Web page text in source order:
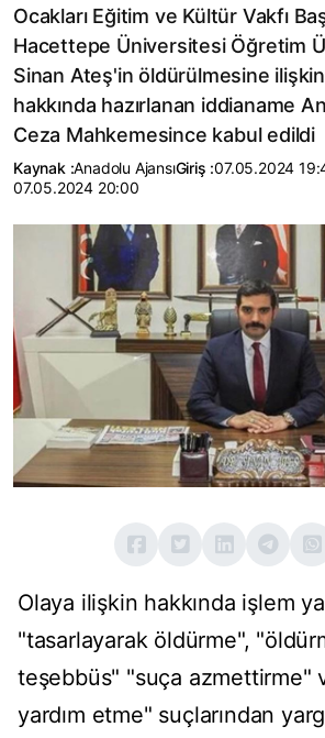
Ocakları Eğitim ve Kültür Vakfı
Hacettepe Üniversitesi Öğretim
Sinan Ateş'in öldürülmesine
hakkında hazırlanan iddianame
Ceza Mahkemesince kabul edildi
Kaynak :Anadolu AjansıGiriş :07.05.2024
07.05.2024 20:00
Olaya ilişkin hakkında işlem
"tasarlayarak öldürme",
teşebbüs" "suça azmettirme"
yardım etme" suçlarından